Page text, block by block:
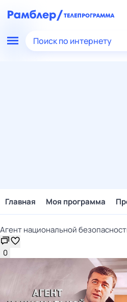
Поиск по интернету
Главная Моя программа
Агент национальной
0